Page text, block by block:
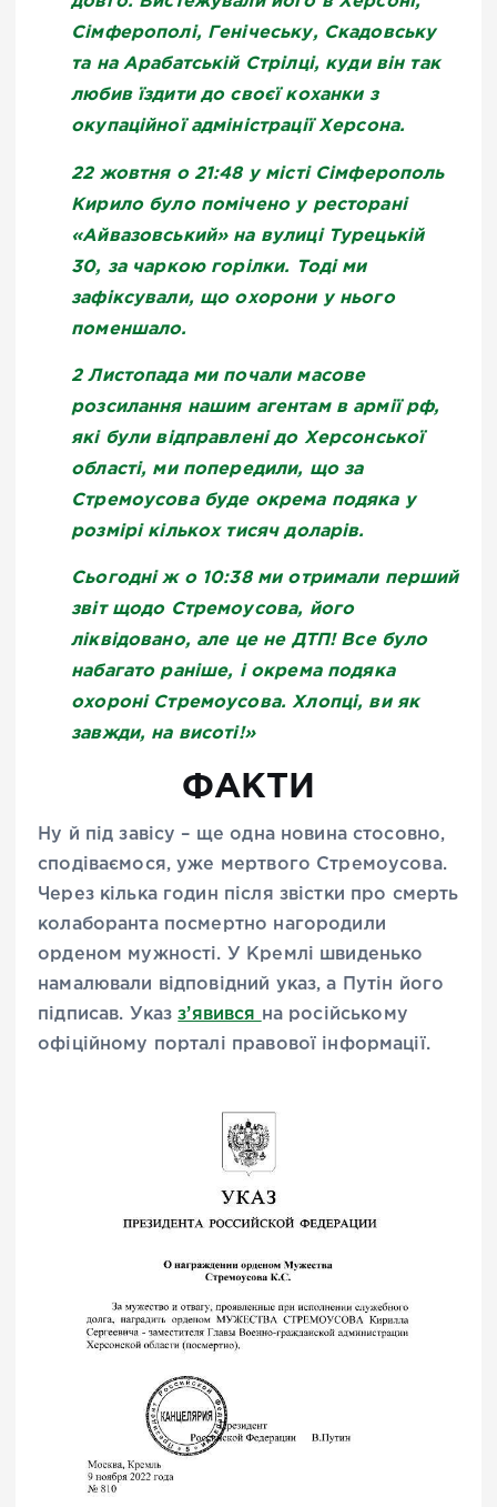
Сімферополі, Генічеську, Скадовську
та на Арабатській Стрілці, куди він так
любив їздити до своєї коханки з
окупаційної адміністрації Херсона.
22 жовтня о 21:48 у місті Сімферополь
Кирило було помічено у ресторані
«Айвазовський» на вулиці Турецькій
30, за чаркою горілки. Тоді ми
зафіксували, що охорони у нього
поменшало.
2 Листопада ми почали масове
розсилання нашим агентам в армії рф,
які були відправлені до Херсонської
області, ми попередили, що за
Стремоусова буде окрема подяка у
розмірі кількох тисяч доларів.
Сьогодні ж о 10:38 ми отримали перший
звіт щодо Стремоусова, його
ліквідовано, але це не ДТП! Все було
набагато раніше, і окрема подяка
охороні Стремоусова. Хлопці, ви як
завжди, на висоті!»
ФАКТИ
Ну й під завісу – ще одна новина стосовно,
сподіваємося, уже мертвого Стремоусова.
Через кілька годин після звістки про смерть
колаборанта посмертно нагородили
орденом мужності. У Кремлі швиденько
намалювали відповідний указ, а Путін його
підписав. Указз’явився на російському
офіційному порталі правової інформації.